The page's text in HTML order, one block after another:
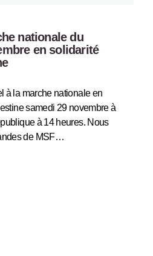
nationale du
en solidarité
à la marche nationale en
samedi 29 novembre à
à 14 heures. Nous
de MSF…